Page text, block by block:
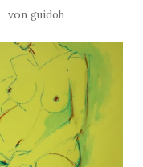
von guidoh